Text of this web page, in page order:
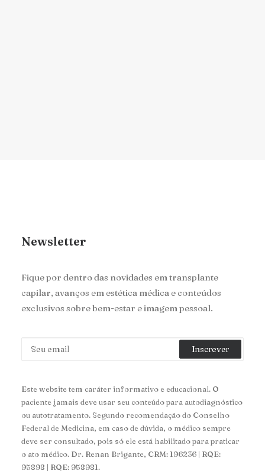
Newsletter
Fique por dentro das novidades em transplante
capilar, avanços em estética médica e conteúdos
exclusivos sobre bem-estar e imagem pessoal.
Este website tem caráter informativo e educacional. O
paciente jamais deve usar seu conteúdo para autodiagnóstico
ou autotratamento. Segundo recomendação do Conselho
Federal de Medicina, em caso de dúvida, o médico sempre
deve ser consultado, pois só ele está habilitado para praticar
o ato médico. Dr. Renan Brigante, CRM: 196236 | RQE:
95898 | RQE: 958981.